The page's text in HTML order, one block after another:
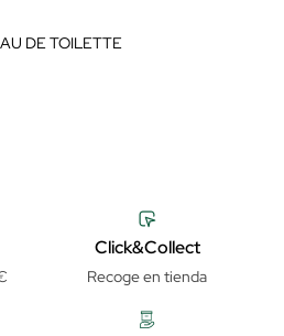
DE TOILETTE
Click&Collect
Recoge en tienda